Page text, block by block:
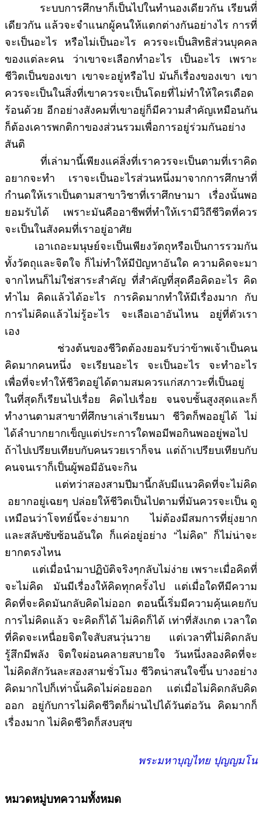
ระบบการศึกษาก็เป็นไปในทำนองเดียวกัน เรียนที่
เดียวกัน แล้วจะจำแนกผู้คนให้แตกต่างกันอย่างไร การที่
จะเป็นอะไร หรือไม่เป็นอะไร ควรจะเป็นสิทธิส่วนบุคคล
ของแต่ละคน ว่าเขาจะเลือกทำอะไร เป็นอะไร เพราะ
ชีวิตเป็นของเขา เขาจะอยู่หรือไป มันก็เรื่องของเขา เขา
ควรจะเป็นในสิ่งที่เขาควรจะเป็นโดยที่ไม่ทำให้ใครเดือด
ร้อนด้วย อีกอย่างสังคมที่เขาอยู่ก็มีความสำคัญเหมือนกัน
ก็ต้องเคารพกติกาของส่วนรวมเพื่อการอยู่ร่วมกันอย่าง
สันติ
ที่เล่ามานี้เพียงแค่สิ่งที่เราควรจะเป็นตามที่เราคิด
อยากจะทำ เราจะเป็นอะไรส่วนหนึ่งมาจากการศึกษาที่
กำนดให้เราเป็นตามสาขาวิชาที่เราศึกษามา เรื่องนั้นพอ
ยอมรับได้ เพราะมันคืออาชีพที่ทำให้เรามีวิถีชีวิตที่ควร
จะเป็นในสังคมที่เราอยู่อาศัย
เอาเถอะมนุษย์จะเป็นเพียงวัตถุหรือเป็นการรวมกัน
ทั้งวัตถุและจิตใจ ก็ไม่ทำให้มีปัญหาอันใด ความคิดจะมา
จากไหนก็ไม่ใช่สาระสำคัญ ที่สำคัญที่สุดคือคิดอะไร คิด
ทำไม คิดแล้วได้อะไร การคิดมากทำให้มีเรื่องมาก กับ
การไม่คิดแล้วไม่รู้อะไร จะเลือเอาอันไหน อยู่ที่ตัวเรา
เอง
ช่วงต้นของชีวิตต้องยอมรับว่าข้าพเจ้าเป็นคน
คิดมากคนหนึ่ง จะเรียนอะไร จะเป็นอะไร จะทำอะไร
เพื่อที่จะทำให้ชีวิตอยู่ได้ตามสมควรแก่สภาวะที่เป็นอยู่
ในที่สุดก็เรียนไปเรื่อย คิดไปเรื่อย จนจบชั้นสูงสุดและก็
ทำงานตามสาขาที่ศึกษาเล่าเรียนมา ชีวิตก็พออยู่ได้ ไม่
ได้ลำบากยากเข็ญแต่ประการใดพอมีพอกินพออยู่พอไป
ถ้าไปเปรียบเทียบกับคนรวยเราก็จน แต่ถ้าเปรียบเทียบกับ
คนจนเราก็เป็นผู้พอมีอันจะกิน
แต่ทว่าสองสามปีมานี้กลับมีแนวคิดที่จะไม่คิด
อยากอยู่เฉยๆ ปล่อยให้ชีวิตเป็นไปตามที่มันควรจะเป็น ดู
เหมือนว่าโจทย์นี้จะง่ายมาก ไม่ต้องมีสมการที่ยุ่งยาก
และสลับซับซ้อนอันใด ก็แค่อยู่อย่าง “ไม่คิด” ก็ไม่น่าจะ
ยากตรงไหน
แต่เมื่อนำมาปฏิบัติจริงๆกลับไม่ง่าย เพราะเมื่อคิดที่
จะไม่คิด มันมีเรื่องให้คิดทุกครั้งไป แต่เมื่อใดทีมีความ
คิดที่จะคิดมันกลับคิดไม่ออก ตอนนี้เริ่มมีความคุ้นเคยกับ
การไม่คิดแล้ว จะคิดก็ได้ ไม่คิดก็ได้ เท่าที่สังเกต เวลาใด
ที่คิดจะเหนื่อยจิตใจสับสนวุ่นวาย แต่เวลาที่ไม่คิดกลับ
รู้สึกมีพลัง จิตใจผ่อนคลายสบายใจ วันหนึ่งลองคิดที่จะ
ไม่คิดสักวันละสองสามชั่วโมง ชีวิตน่าสนใจขึ้น บางอย่าง
คิดมากไปก็เท่านั้นคิดไม่ค่อยออก แต่เมื่อไม่คิดกลับคิด
ออก อยู่กับการไม่คิดชีวิตก็ผ่านไปได้วันต่อวัน คิดมากก็
เรื่องมาก ไม่คิดชีวิตก็สงบสุข
พระมหาบุญไทย ปุญญมโน
หมวดหมู่บทความทั้งหมด